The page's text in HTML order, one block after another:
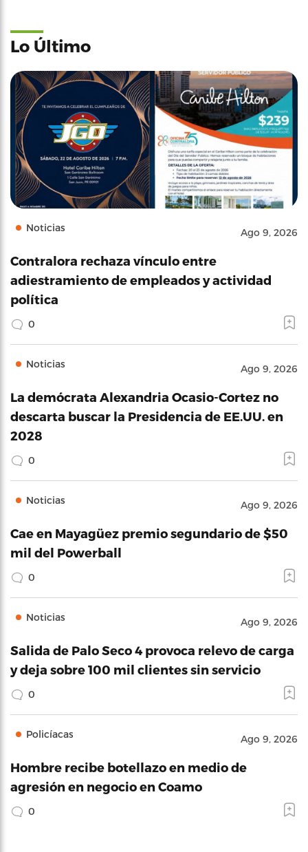
Lo Último
Noticias Ago 9, 2026
Contralora rechaza vínculo entre
adiestramiento de empleados y actividad
política
0
Noticias Ago 9, 2026
La demócrata Alexandria Ocasio-Cortez no
descarta buscar la Presidencia de EE.UU. en
2028
0
Noticias Ago 9, 2026
Cae en Mayagüez premio segundario de $50
mil del Powerball
0
Noticias Ago 9, 2026
Salida de Palo Seco 4 provoca relevo de carga
y deja sobre 100 mil clientes sin servicio
0
Policíacas Ago 9, 2026
Hombre recibe botellazo en medio de
agresión en negocio en Coamo
0